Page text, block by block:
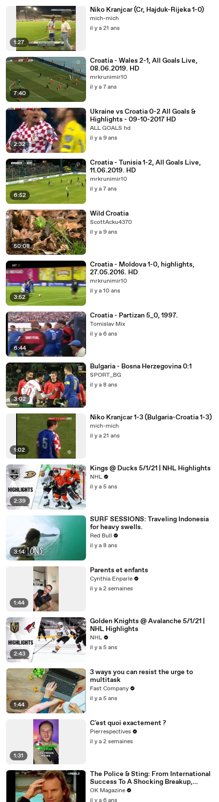
1:27
Niko Kranjcar (Cr, Hajduk-Rijeka 1-0)
mich-mich
il y a 21 ans
7:40
Croatia - Wales 2-1, All Goals Live,
08.06.2019. HD
mrkrunimir10
il y a 7 ans
2:32
Ukraine vs Croatia 0-2 All Goals &
Highlights - 09-10-2017 HD
ALL GOALS hd
il y a 9 ans
6:52
Croatia - Tunisia 1-2, All Goals Live,
11.06.2019. HD
mrkrunimir10
il y a 7 ans
50:08
Wild Croatia
ScottAcku4370
il y a 9 ans
3:52
Croatia - Moldova 1-0, highlights,
27.05.2016. HD
mrkrunimir10
il y a 10 ans
6:44
Croatia - Partizan 5_0, 1997.
Tomislav Mix
il y a 6 ans
3:02
Bulgaria - Bosna Herzegovina 0:1
SPORT_BG
il y a 8 ans
1:02
Niko Kranjcar 1-3 (Bulgaria-Croatia 1-3)
mich-mich
il y a 21 ans
2:39
Kings @ Ducks 5/1/21 | NHL Highlights
NHL
il y a 5 ans
3:14
SURF SESSIONS: Traveling Indonesia
for heavy swells.
Red Bull
il y a 8 ans
1:44
Parents et enfants
Cynthia Enparle
il y a 2 semaines
2:43
Golden Knights @ Avalanche 5/1/21 |
NHL Highlights
NHL
il y a 5 ans
1:44
3 ways you can resist the urge to
multitask
Fast Company
il y a 5 ans
1:31
C'est quoi exactement ?
Pierrespectives
il y a 2 semaines
The Police & Sting: From International
Success To A Shocking Breakup,
REELZ Doc Digs Deep: Watch
OK Magazine